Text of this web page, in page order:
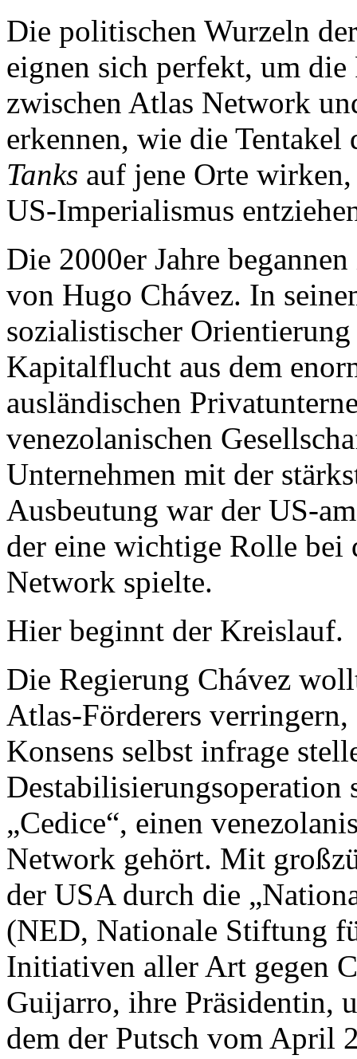
Die politischen Wurzeln
eignen sich perfekt, um
zwischen Atlas Network
erkennen, wie die
Tanks auf jene Orte
US-Imperialismus
Die 2000er Jahre
von Hugo Chávez. In
sozialistischer
Kapitalflucht aus dem
ausländischen
venezolanischen
Unternehmen mit der
Ausbeutung war der US-
der eine wichtige Rolle
Network spielte.
Hier beginnt der Kreislauf.
Die Regierung Chávez
Atlas-Förderers
Konsens selbst infrage
Destabilisierungsoperation
„Cedice“, einen
Network gehört. Mit
der USA durch die
(NED, Nationale Stiftung
Initiativen aller Art gegen
Guijarro, ihre Präsidentin,
dem der Putsch vom April